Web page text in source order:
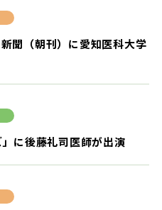
聞（朝刊）に愛知医科大学
に後藤礼司医師が出演